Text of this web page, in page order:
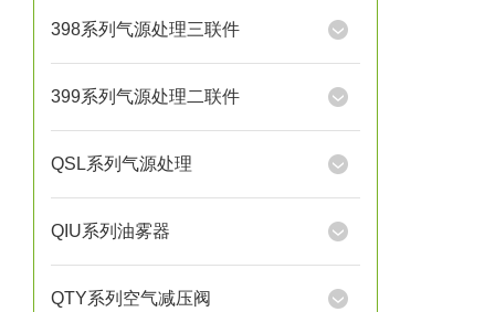
398系列气源处理三联件
399系列气源处理二联件
QSL系列气源处理
QIU系列油雾器
QTY系列空气减压阀